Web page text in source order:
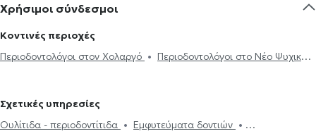
Χρήσιμοι σύνδεσμοι
Κοντινές περιοχές
Περιοδοντολόγοι στον Χολαργό
Περιοδοντολόγοι στο Νέο Ψυχικό
στο Μαρούσι
Περιοδοντολόγοι στη Νέα Ιωνία
στα Πατήσια
Περιοδοντολόγοι στην Κυψέλη
Περιοδοντολόγοι
Σχετικές υπηρεσίες
Ουλίτιδα - περιοδοντίτιδα
Εμφυτεύματα δοντιών